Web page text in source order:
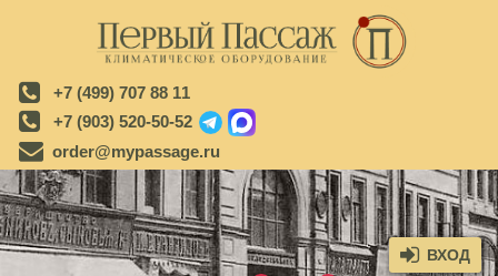
+7 (499) 707 88 11
+7 (903) 520-50-52
order@mypassage.ru
ВХОД